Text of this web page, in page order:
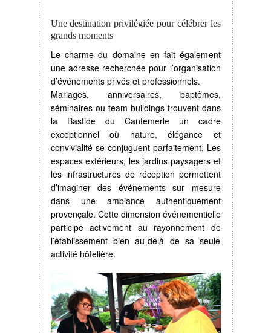
Une destination privilégiée pour célébrer les
grands moments
Le charme du domaine en fait également
une adresse recherchée pour l’organisation
d’événements privés et professionnels.
Mariages, anniversaires, baptêmes,
séminaires ou team buildings trouvent dans
la Bastide du Cantemerle un cadre
exceptionnel où nature, élégance et
convivialité se conjuguent parfaitement. Les
espaces extérieurs, les jardins paysagers et
les infrastructures de réception permettent
d’imaginer des événements sur mesure
dans une ambiance authentiquement
provençale. Cette dimension événementielle
participe activement au rayonnement de
l’établissement bien au-delà de sa seule
activité hôtelière.